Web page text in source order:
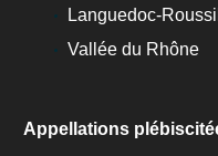
Languedoc-
Vallée du Rhône
Appellations